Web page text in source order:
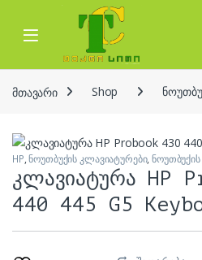
Skip to navigation
Skip to content
Open
მთავარი Shop
HP,ნოუთბუქის კლავიატურები,
კლავიატურა HP
440 445 G5